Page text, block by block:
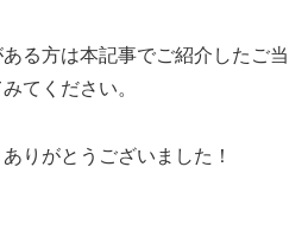
る方は本記事でご紹介したご当
てください。
りがとうございました！